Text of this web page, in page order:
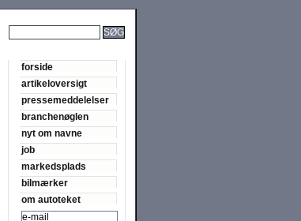
SØG
forside
artikeloversigt
pressemeddelelser
branchenøglen
nyt om navne
job
markedsplads
bilmærker
om autoteket